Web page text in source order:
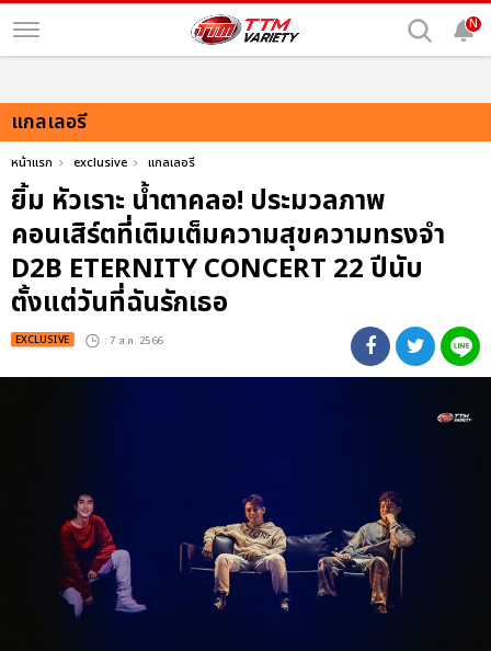
N
แกลเลอรี
หน้าแรก exclusive แกลเลอรี
ยิ้ม หัวเราะ น้ำตาคลอ! ประมวลภาพ
คอนเสิร์ตที่เติมเต็มความสุขความทรงจำ
D2B ETERNITY CONCERT 22 ปีนับ
ตั้งแต่วันที่ฉันรักเธอ
EXCLUSIVE : 7 ส.ค. 2566